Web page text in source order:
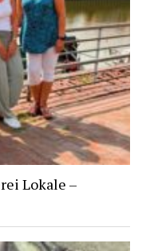
Lokale –